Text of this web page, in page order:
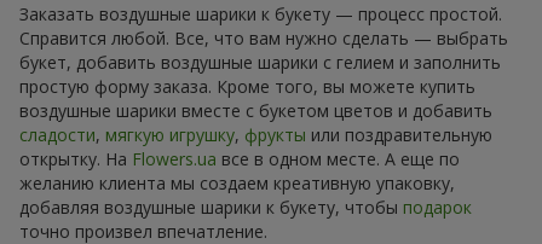
Заказать воздушные шарики к букету — процесс простой.
Справится любой. Все, что вам нужно сделать — выбрать
букет, добавить воздушные шарики с гелием и заполнить
простую форму заказа. Кроме того, вы можете купить
воздушные шарики вместе с букетом цветов и добавить
сладости, мягкую игрушку, фрукты или поздравительную
открытку. На Flowers.ua все в одном месте. А еще по
желанию клиента мы создаем креативную упаковку,
добавляя воздушные шарики к букету, чтобы подарок
точно произвел впечатление.